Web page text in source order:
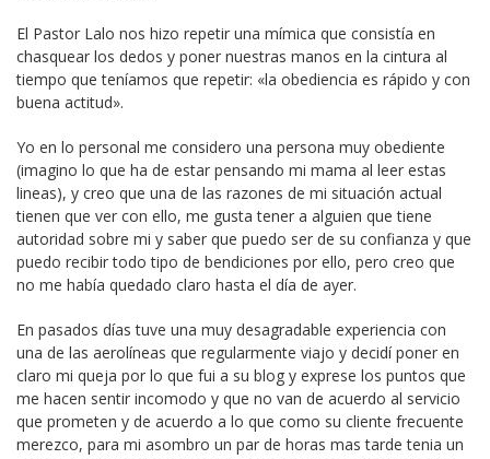
El Pastor Lalo nos hizo repetir una mímica que consistía en
chasquear los dedos y poner nuestras manos en la cintura al
tiempo que teníamos que repetir: «la obediencia es rápido y con
buena actitud».
Yo en lo personal me considero una persona muy obediente
(imagino lo que ha de estar pensando mi mama al leer estas
lineas), y creo que una de las razones de mi situación actual
tienen que ver con ello, me gusta tener a alguien que tiene
autoridad sobre mi y saber que puedo ser de su confianza y que
puedo recibir todo tipo de bendiciones por ello, pero creo que
no me había quedado claro hasta el día de ayer.
En pasados días tuve una muy desagradable experiencia con
una de las aerolíneas que regularmente viajo y decidí poner en
claro mi queja por lo que fui a su blog y exprese los puntos que
me hacen sentir incomodo y que no van de acuerdo al servicio
que prometen y de acuerdo a lo que como su cliente frecuente
merezco, para mi asombro un par de horas mas tarde tenia un